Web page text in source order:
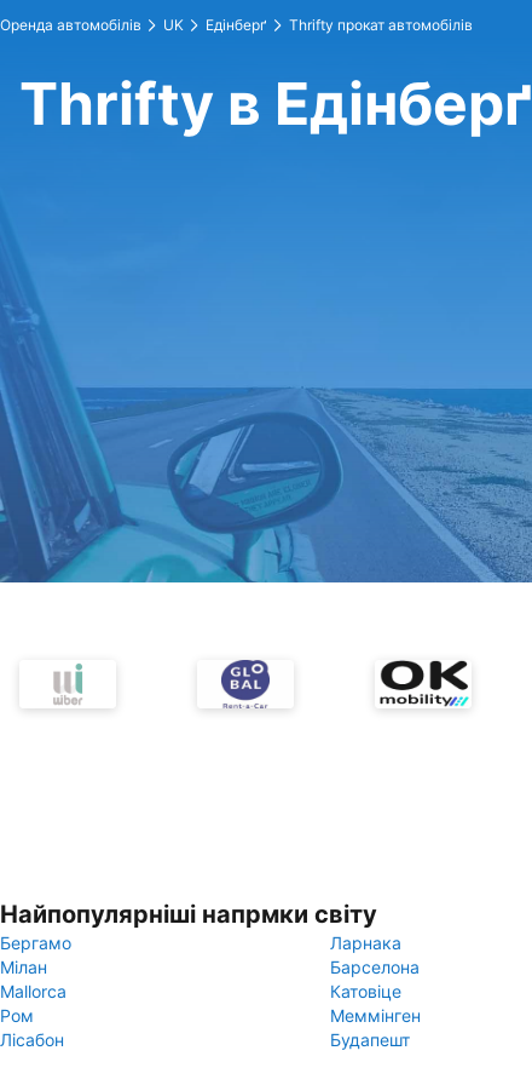
Оренда автомобілів UK Едінберґ Thrifty прокат автомобілів
Thrifty в Едінберґ
Найпопулярніші напрмки світу
Бергамо
Ларнака
Мілан
Барселона
Mallorca
Катовіце
Ром
Меммінген
Лісабон
Будапешт